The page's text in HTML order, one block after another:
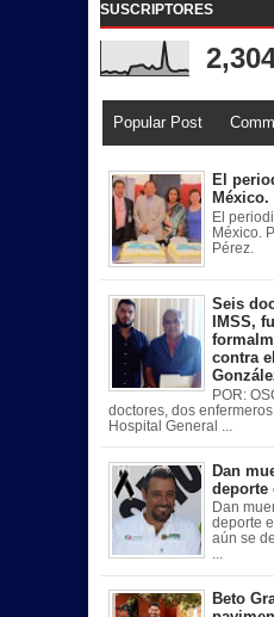
SUSCRIPTORES
Popular Post
El
México.
El
México.
Pérez.
Seis
IMSS,
contra
POR:
doctores, dos
Hospital General ...
Dan
deporte
Dan
deporte
aún se
Beto